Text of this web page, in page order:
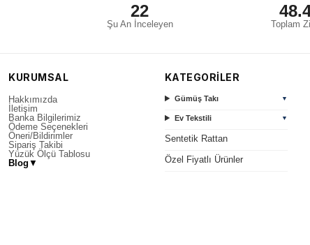
22
Şu An İnceleyen Toplam
KURUMSAL
Hakkımızda
İletişim
Banka Bilgilerimiz
Ödeme Seçenekleri
Öneri/Bildirimler
Sipariş Takibi
Yüzük Ölçü Tablosu
Blog ▼
KATEGORİLER
Gümüş Takı ▼
Ev Tekstili ▼
Sentetik Rattan
Özel Fiyatlı Ürünler